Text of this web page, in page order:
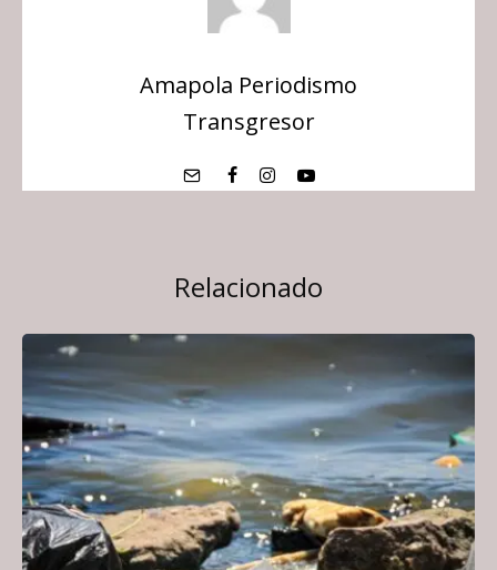
Amapola Periodismo
Transgresor
Relacionado